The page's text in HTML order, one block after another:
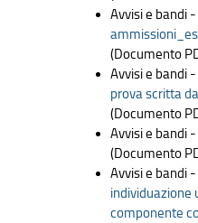
Avvisi e bandi -
(Documento
Avvisi e bandi -
prova scritta
(Documento
Avvisi e bandi -
(Documento
Avvisi e bandi -
individuazione
componente